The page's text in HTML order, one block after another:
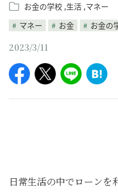
お金の学校 生活 マネー
マネー
お金 お金の
2023/3/11
日常生活の中でローンを